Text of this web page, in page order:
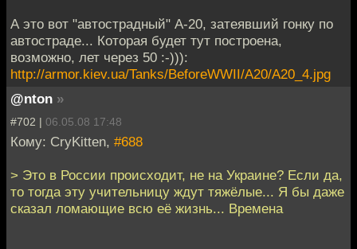
А это вот "автострадный" А-20, затеявший гонку по
автостраде... Которая будет тут построена,
возможно, лет через 50 :-))):
http://armor.kiev.ua/Tanks/BeforeWWII/A20/A20_4.jpg
@nton »
#702 | 06.05.08 17:48
Кому: CryKitten, #688
> Это в России происходит, не на Украине? Если да,
то тогда эту учительницу ждут тяжёлые... Я бы даже
сказал ломающие всю её жизнь... Времена